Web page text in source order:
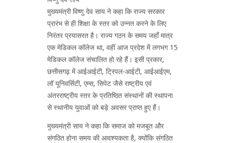
मुख्यमंत्री विष्णु देव साय ने कहा कि राज्य सरकार
प्रारंभ से ही शिक्षा के स्तर को उन्नत करने के लिए
निरंतर प्रयासरत है। राज्य गठन के समय जहाँ मात्र
एक मेडिकल कॉलेज था, वहीं आज प्रदेश में लगभग 15
मेडिकल कॉलेज संचालित हो रहे हैं। इसी प्रकार,
छत्तीसगढ़ में आईआईटी, ट्रिपल-आईटी, आईआईएम,
लॉ यूनिवर्सिटी, एम्स, सिपेट जैसे राष्ट्रीय एवं
अंतरराष्ट्रीय स्तर के प्रतिष्ठित संस्थानों की स्थापना
से स्थानीय युवाओं को बड़े अवसर प्राप्त हुए हैं।
मुख्यमंत्री साय ने कहा कि समाज को मजबूत और
संगठित होना समय की आवश्यकता है, क्योंकि संगठित